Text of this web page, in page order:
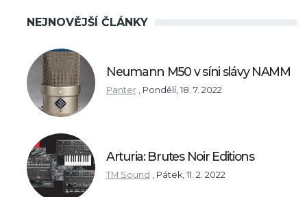
NEJNOVĚJŠÍ ČLÁNKY
Neumann M50 v síni slávy NAMM
Panter , Pondělí, 18. 7. 2022
Arturia: Brutes Noir Editions
TM Sound , Pátek, 11. 2. 2022